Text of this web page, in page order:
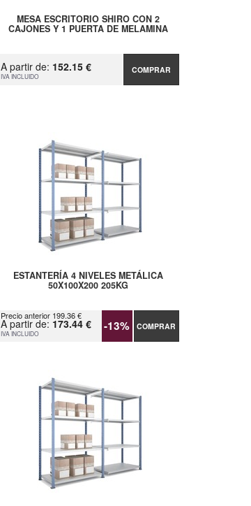
MESA ESCRITORIO SHIRO CON 2
CAJONES Y 1 PUERTA DE MELAMINA
A partir de: 152.15 €
IVA INCLUIDO
COMPRAR
ESTANTERÍA 4 NIVELES METÁLICA
50X100X200 205KG
Precio anterior 199.36 €
A partir de: 173.44 €
IVA INCLUIDO -13% COMPRAR